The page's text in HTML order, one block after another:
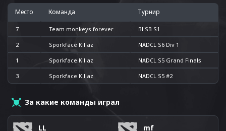
Место Команда Турнир
7 Team monkeys forever BI SB S1
2 Sporkface Killaz NADCL S6 Div 1
1 Sporkface Killaz NADCL S5 Grand Finals
3 Sporkface Killaz NADCL S5 #2
За какие команды играл
LL mf